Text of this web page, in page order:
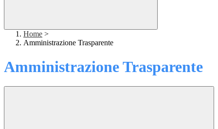
Home >
Amministrazione Trasparente
Amministrazione Trasparente